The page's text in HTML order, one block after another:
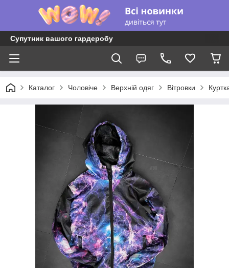
Супутник вашого гардеробу
Каталог Чоловіче Верхній одяг Вітровки